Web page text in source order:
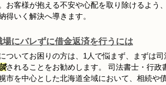
お客様が抱える不安や心配を取り除けるよう
得いく解決へ導きます。
場にバレずに借金返済を行うには
ついてお困りの方は、1人で悩まず、まずは
されることをお勧めします。 司法書士・行政
市を中心とした北海道全域において、相続や